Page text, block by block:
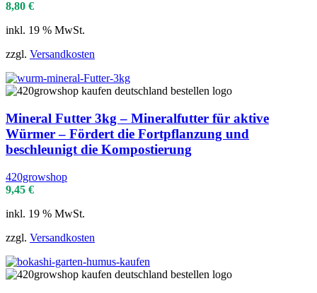
8,80 €
inkl. 19 % MwSt.
zzgl. Versandkosten
Mineral Futter 3kg – Mineralfutter für aktive
Würmer – Fördert die Fortpflanzung und
beschleunigt die Kompostierung
420growshop
9,45 €
inkl. 19 % MwSt.
zzgl. Versandkosten